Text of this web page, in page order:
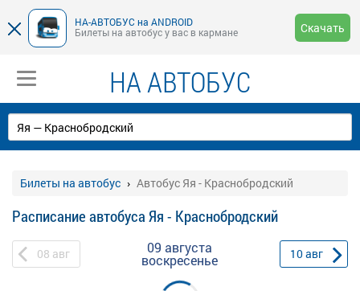
НА-АВТОБУС на ANDROID
Билеты на автобус у вас в кармане
Скачать
НА АВТОБУС
Билеты на автобус Автобус Яя - Краснобродский
Расписание автобуса Яя - Краснобродский
08 авг 09 августа
воскресенье 10авг